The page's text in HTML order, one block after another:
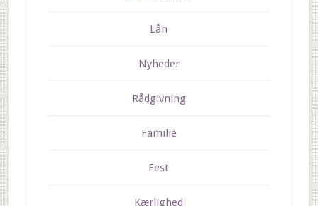
Lån
Nyheder
Rådgivning
Familie
Fest
Kærlighed